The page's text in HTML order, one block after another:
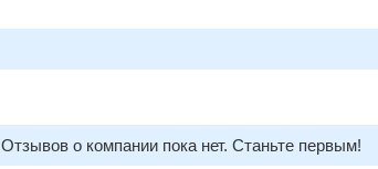
Отзывов о компании пока нет. Станьте первым!